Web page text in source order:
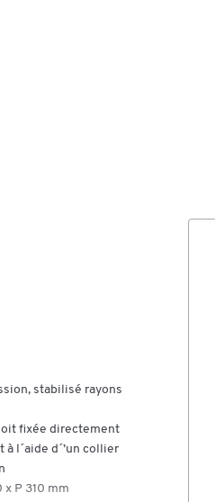
stabilisé rayons
fixée directement
l´aide d´’un collier
P 310 mm